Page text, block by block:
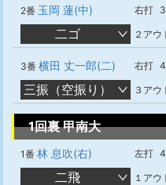
2番 玉岡 蓮(中) 右打
二ゴ ２アウ
3番 横田 丈一郎(二) 右打
三振（空振り） ３アウ
1回裏 甲南大
1番 林 息吹(右) 左打
二飛 １アウ